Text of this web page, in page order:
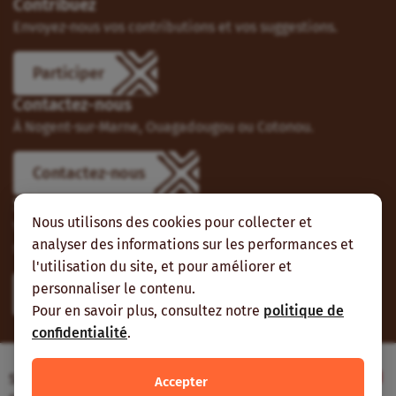
Nous utilisons des cookies pour collecter et
analyser des informations sur les performances et
l'utilisation du site, et pour améliorer et
personnaliser le contenu.
Pour en savoir plus, consultez notre politique de
confidentialité.
Accepter
Contribuez
Envoyez-nous vos contributions et vos suggestions.
Participer
Contactez-nous
À Nogent-sur-Marne, Ouagadougou ou Cotonou.
Contactez-nous
Suivez-nous
Vous pouvez aussi vous abonner à nos flux RSS et nous
suivre sur les réseaux sociaux.
Site web réalisé avec le soutien de l’Agence